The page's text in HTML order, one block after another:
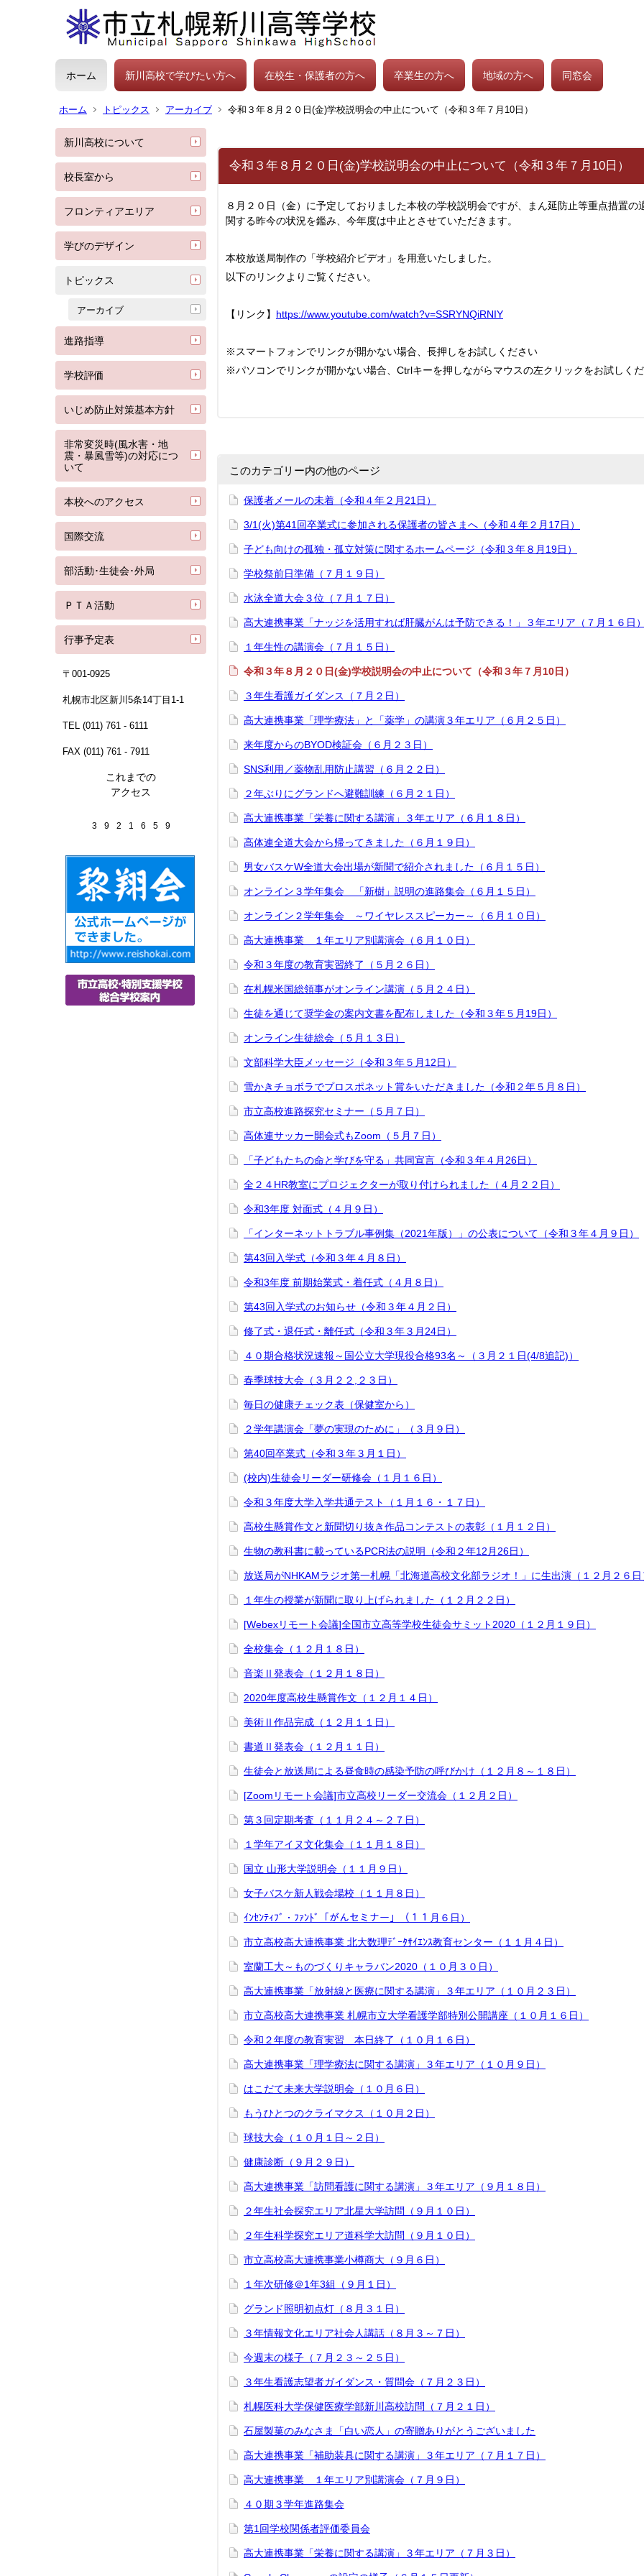
ホーム 新川高校で学びたい方へ 在校生・保護者の方へ 卒業生の方へ 地域の方へ 同窓会
ホーム トピックス アーカイブ 令和３年８月２０日(金)学校説明会の中止について（令和３年７月10日）
新川高校について
校長室から
フロンティアエリア
学びのデザイン
トピックス
アーカイブ
進路指導
学校評価
いじめ防止対策基本方針
非常変災時(風水害・地
震・暴風雪等)の対応につ
いて
本校へのアクセス
国際交流
部活動･生徒会･外局
ＰＴＡ活動
行事予定表
〒001-0925
札幌市北区新川5条14丁目1-1
TEL (011) 761 - 6111
FAX (011) 761 - 7911
これまでの
アクセス
3 9 2 1 6 5 9
令和３年８月２０日(金)学校説明会の中止について（令和３年７月10日）
８月２０日（金）に予定しておりました本校の学校説明会ですが、まん延防止等重点措置
関する昨今の状況を鑑み、今年度は中止とさせていただきます。
本校放送局制作の「学校紹介ビデオ」を用意いたしました。
以下のリンクよりご覧ください。
【リンク】 https://www.youtube.com/watch?v=SSRYNQiRNIY
※スマートフォンでリンクが開かない場合、長押しをお試しください
※パソコンでリンクが開かない場合、Ctrlキーを押しながらマウスの左クリックをお試しく
このカテゴリー内の他のページ
保護者メールの未着（令和４年２月21日）
3/1(火)第41回卒業式に参加される保護者の皆さまへ（令和４年２月17日）
子ども向けの孤独・孤立対策に関するホームページ（令和３年８月19日）
学校祭前日準備（７月１９日）
水泳全道大会３位（７月１７日）
高大連携事業「ナッジを活用すれば肝臓がんは予防できる！」３年エリア（７月１６日
１年生性の講演会（７月１５日）
令和３年８月２０日(金)学校説明会の中止について（令和３年７月10日）
３年生看護ガイダンス（７月２日）
高大連携事業「理学療法」と「薬学」の講演３年エリア（６月２５日）
来年度からのBYOD検証会（６月２３日）
SNS利用／薬物乱用防止講習（６月２２日）
２年ぶりにグランドへ避難訓練（６月２１日）
高大連携事業「栄養に関する講演」３年エリア（６月１８日）
高体連全道大会から帰ってきました（６月１９日）
男女バスケW全道大会出場が新聞で紹介されました（６月１５日）
オンライン３学年集会 「新樹」説明の進路集会（６月１５日）
オンライン２学年集会 ～ワイヤレススピーカー～（６月１０日）
高大連携事業 １年エリア別講演会（６月１０日）
令和３年度の教育実習終了（５月２６日）
在札幌米国総領事がオンライン講演（５月２４日）
生徒を通じて奨学金の案内文書を配布しました（令和３年５月19日）
オンライン生徒総会（５月１３日）
文部科学大臣メッセージ（令和３年５月12日）
雪かきチョボラでプロスポネット賞をいただきました（令和２年５月８日）
市立高校進路探究セミナー（５月７日）
高体連サッカー開会式もZoom（５月７日）
「子どもたちの命と学びを守る」共同宣言（令和３年４月26日）
全２４HR教室にプロジェクターが取り付けられました（４月２２日）
令和3年度 対面式（４月９日）
「インターネットトラブル事例集（2021年版）」の公表について（令和３年４月９日）
第43回入学式（令和３年４月８日）
令和3年度 前期始業式・着任式（４月８日）
第43回入学式のお知らせ（令和３年４月２日）
修了式・退任式・離任式（令和３年３月24日）
４０期合格状況速報～国公立大学現役合格93名～（３月２１日(4/8追記)）
春季球技大会（３月２２,２３日）
毎日の健康チェック表（保健室から）
２学年講演会「夢の実現のために」（３月９日）
第40回卒業式（令和３年３月１日）
(校内)生徒会リーダー研修会（１月１６日）
令和３年度大学入学共通テスト（１月１６・１７日）
高校生懸賞作文と新聞切り抜き作品コンテストの表彰（１月１２日）
生物の教科書に載っているPCR法の説明（令和２年12月26日）
放送局がNHKAMラジオ第一札幌「北海道高校文化部ラジオ！」に生出演（１２月２６日
１年生の授業が新聞に取り上げられました（１２月２２日）
[Webexリモート会議]全国市立高等学校生徒会サミット2020（１２月１９日）
全校集会（１２月１８日）
音楽Ⅱ発表会（１２月１８日）
2020年度高校生懸賞作文（１２月１４日）
美術Ⅱ作品完成（１２月１１日）
書道Ⅱ発表会（１２月１１日）
生徒会と放送局による昼食時の感染予防の呼びかけ（１２月８～１８日）
[Zoomリモート会議]市立高校リーダー交流会（１２月２日）
第３回定期考査（１１月２４～２７日）
１学年アイヌ文化集会（１１月１８日）
国立 山形大学説明会（１１月９日）
女子バスケ新人戦会場校（１１月８日）
ｲﾝｾﾝﾃｨﾌﾞ・ﾌｧﾝﾄﾞ「がんセミナー」（１１月６日）
市立高校高大連携事業 北大数理ﾃﾞｰﾀｻｲｴﾝｽ教育センター（１１月４日）
室蘭工大～ものづくりキャラバン2020（１０月３０日）
高大連携事業「放射線と医療に関する講演」３年エリア（１０月２３日）
市立高校高大連携事業 札幌市立大学看護学部特別公開講座（１０月１６日）
令和２年度の教育実習 本日終了（１０月１６日）
高大連携事業「理学療法に関する講演」３年エリア（１０月９日）
はこだて未来大学説明会（１０月６日）
もうひとつのクライマクス（１０月２日）
球技大会（１０月１日～２日）
健康診断（９月２９日）
高大連携事業「訪問看護に関する講演」３年エリア（９月１８日）
２年生社会探究エリア北星大学訪問（９月１０日）
２年生科学探究エリア道科学大訪問（９月１０日）
市立高校高大連携事業小樽商大（９月６日）
１年次研修＠1年3組（９月１日）
グランド照明初点灯（８月３１日）
３年情報文化エリア社会人講話（８月３～７日）
今週末の様子（７月２３～２５日）
３年生看護志望者ガイダンス・質問会（７月２３日）
札幌医科大学保健医療学部新川高校訪問（７月２１日）
石屋製菓のみなさま「白い恋人」の寄贈ありがとうございました
高大連携事業「補助装具に関する講演」３年エリア（７月１７日）
高大連携事業 １年エリア別講演会（７月９日）
４０期３学年進路集会
第1回学校関係者評価委員会
高大連携事業「栄養に関する講演」３年エリア（７月３日）